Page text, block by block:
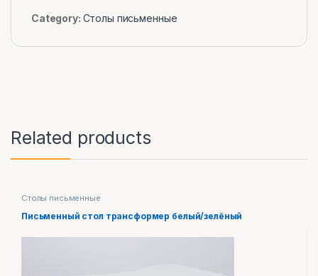
Category: Столы письменные
Related products
Столы письменные
Письменный стол трансформер белый/зелёный